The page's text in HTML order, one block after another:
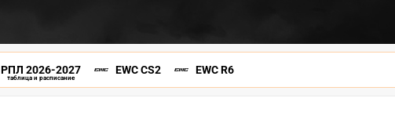
РПЛ 2026-2027
таблица и расписание
EWC CS2 EWC R6